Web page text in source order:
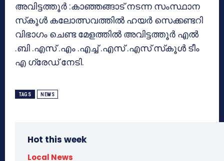
അവിട്ടത്തൂര്‍ :കാഞ്ഞങ്ങാട് നടന്ന സംസ്ഥാന
സ്‌കൂള്‍ കലോത്സവത്തില്‍ ഹയര്‍ സെക്കണ്ടറി
വിഭാഗം ചെണ്ട മേളത്തില്‍ അവിട്ടത്തൂര്‍ എല്‍
.ബി .എസ് .എം .എച്ച് .എസ് .എസ് സ്‌കൂള്‍ ടീം
എ ഗ്രേഡ് നേടി.
TAGS NEWS
Hot this week
Local News